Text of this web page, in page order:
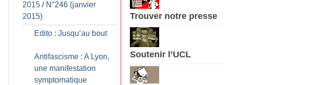
2015 / N°246 (janvier
2015)
Edito : Jusqu’au bout
Antifascisme : A Lyon,
une manifestation
symptomatique
Trouver notre presse
Soutenir l’UCL